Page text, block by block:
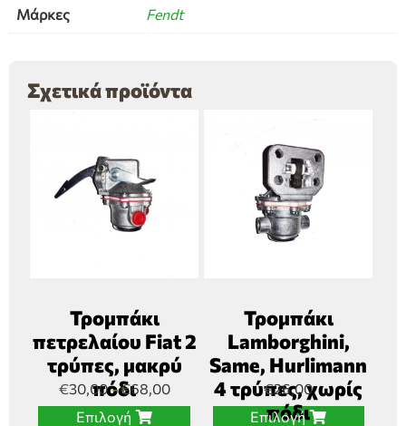
Μάρκες Fendt
Σχετικά προϊόντα
Τρομπάκι
πετρελαίου Fiat 2
τρύπες, μακρύ
πόδι
€30,00–€68,00
Επιλογή
Τρομπάκι
Lamborghini,
Same, Hurlimann
4 τρύπες, χωρίς
πόδι
€26,00
Επιλογή